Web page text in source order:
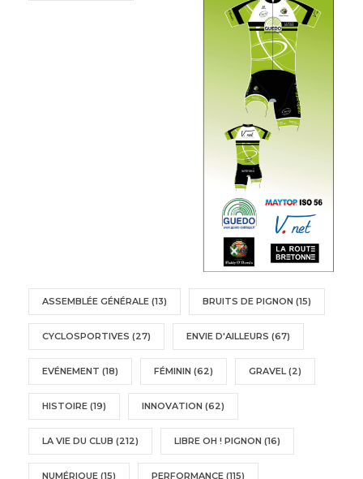
ASSEMBLÉE GÉNÉRALE (13) BRUITS DE PIGNON (15)
CYCLOSPORTIVES (27) ENVIE D'AILLEURS (67)
EVÉNEMENT (18) FÉMININ (62) GRAVEL (2)
HISTOIRE (19) INNOVATION (62)
LA VIE DU CLUB (212) LIBRE OH ! PIGNON (16)
NUMÉRIQUE (15) PERFORMANCE (115)